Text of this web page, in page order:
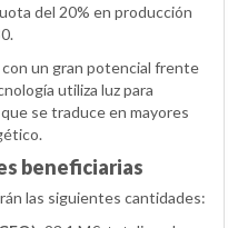
del 20% en producción
un gran potencial frente
utiliza luz para
se traduce en mayores
beneficiarias
las siguientes cantidades: